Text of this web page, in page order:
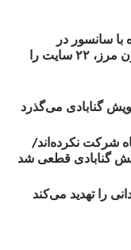
با سانسور در
اینترنت: #آزادی هم‌آیند گزارشگران‌ بدون مرز، ۲۲ سایت را
گنابادی می‌گذرد
دادگاه شرکت نکرده‌اند/
را تهدید می‌کند